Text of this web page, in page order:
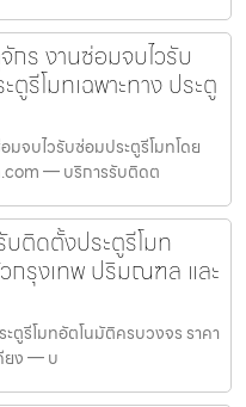
กร งานซ่อมจบไวรับ
รีโมทเฉพาะทาง ประตู
มจบไวรับซ่อมประตูรีโมทโดย
.com — บริการรับติดต
ติดตั้งประตูรีโมท
กรุงเทพ ปริมณฑล และ
ตูรีโมทอัตโนมัติครบวงจร ราคา
ยง — บ